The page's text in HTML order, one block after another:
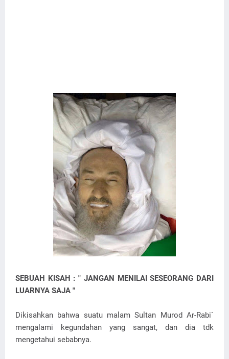
SEBUAH KISAH : " JANGAN MENILAI SESEORANG DARI
LUARNYA SAJA "
Dikisahkan bahwa suatu malam Sultan Murod Ar-Rabi`
mengalami kegundahan yang sangat, dan dia tdk
mengetahui sebabnya.